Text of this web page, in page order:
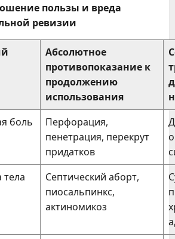
пользы и вреда
ревизии
Абсолютное
противопоказание к
продолжению
использования
боль
Перфорация,
пенетрация, перекрут
придатков
тела
Септический аборт,
пиосальпинкс,
актиномикоз